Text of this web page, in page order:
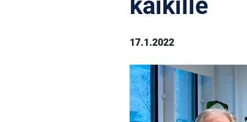
kaikille
17.1.2022